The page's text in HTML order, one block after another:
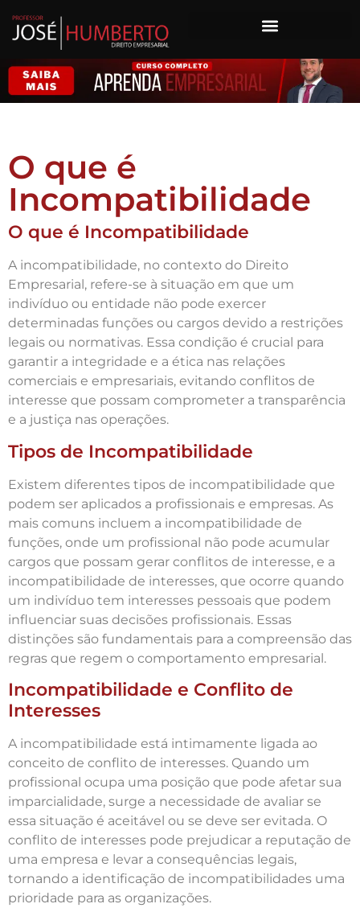
O que é
Incompatibilidade
O que é Incompatibilidade
A incompatibilidade, no contexto do Direito
Empresarial, refere-se à situação em que um
indivíduo ou entidade não pode exercer
determinadas funções ou cargos devido a restrições
legais ou normativas. Essa condição é crucial para
garantir a integridade e a ética nas relações
comerciais e empresariais, evitando conflitos de
interesse que possam comprometer a transparência
e a justiça nas operações.
Tipos de Incompatibilidade
Existem diferentes tipos de incompatibilidade que
podem ser aplicados a profissionais e empresas. As
mais comuns incluem a incompatibilidade de
funções, onde um profissional não pode acumular
cargos que possam gerar conflitos de interesse, e a
incompatibilidade de interesses, que ocorre quando
um indivíduo tem interesses pessoais que podem
influenciar suas decisões profissionais. Essas
distinções são fundamentais para a compreensão das
regras que regem o comportamento empresarial.
Incompatibilidade e Conflito de
Interesses
A incompatibilidade está intimamente ligada ao
conceito de conflito de interesses. Quando um
profissional ocupa uma posição que pode afetar sua
imparcialidade, surge a necessidade de avaliar se
essa situação é aceitável ou se deve ser evitada. O
conflito de interesses pode prejudicar a reputação de
uma empresa e levar a consequências legais,
tornando a identificação de incompatibilidades uma
prioridade para as organizações.